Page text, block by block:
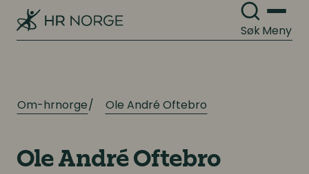
SøkMeny
Digitale løsninger innen HR
Digitale løsninger innen HR
Om-hrnorge Ole André Oftebro
Ole André Oftebro